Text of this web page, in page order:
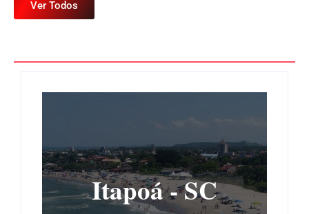
Ver Todos
Itapoá - SC